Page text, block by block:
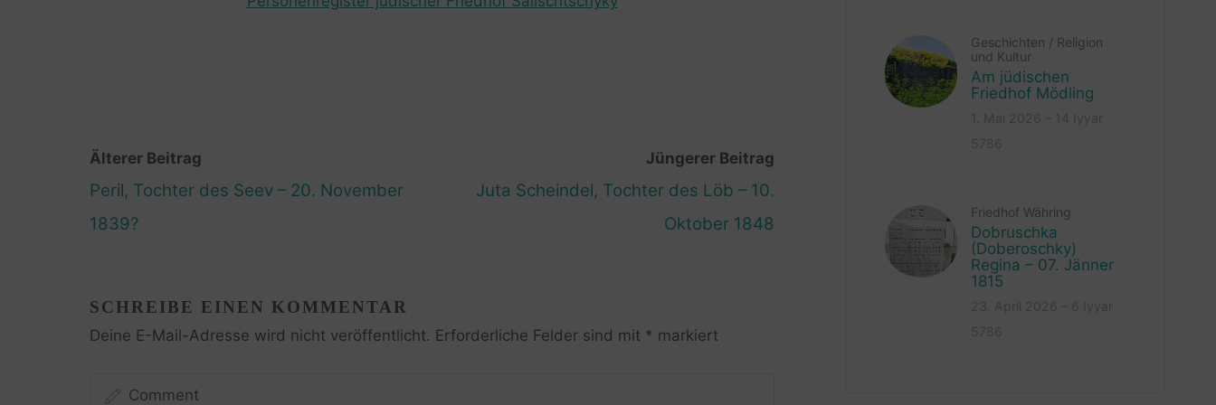
Älterer Beitrag
Peril, Tochter des Seev – 20. November
1839?
Jüngerer Beitrag
Juta Scheindel, Tochter des Löb – 10.
Oktober 1848
SCHREIBE EINEN KOMMENTAR
Deine E-Mail-Adresse wird nicht veröffentlicht. Erforderliche Felder sind mit * markiert
Geschichten / Religion
und Kultur
Am jüdischen
Friedhof Mödling
Friedhof Währing
Dobruschka
(Doberoschky)
Regina – 07. Jänner
1815